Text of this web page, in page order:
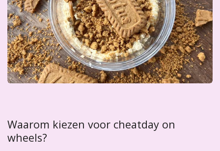
Waarom kiezen voor cheatday on
wheels?